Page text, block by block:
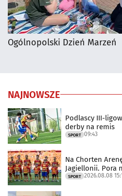
Ogólnopolski Dzień Marzeń
NAJNOWSZE
Podlascy III-
derby na remis
SPORT 09:43
Na Chorten
Jagiellonii. Pora
SPORT 2026.08.08